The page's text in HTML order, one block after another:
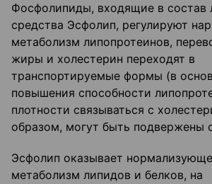
Фосфолипиды, входящие в состав
средства Эсфолип, регулируют
метаболизм липопротеинов,
жиры и холестерин переходят в
транспортируемые формы (в
повышения способности
плотности связываться с
образом, могут быть подвержены
Эсфолип оказывает
метаболизм липидов и белков, на